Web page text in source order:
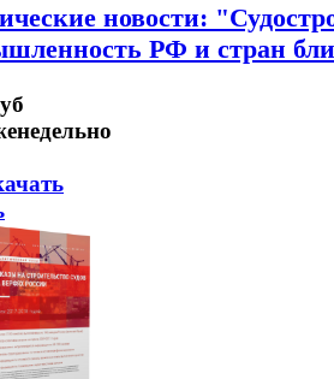
новости:
РФ и стран